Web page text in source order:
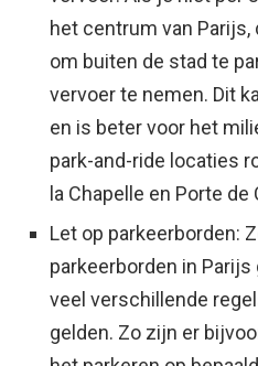
het centrum van
om buiten de stad te
vervoer te nemen. Dit
en is beter voor het
park-and-ride locaties
la Chapelle en Porte
Let op parkeerborden:
parkeerborden in
veel verschillende
gelden. Zo zijn er